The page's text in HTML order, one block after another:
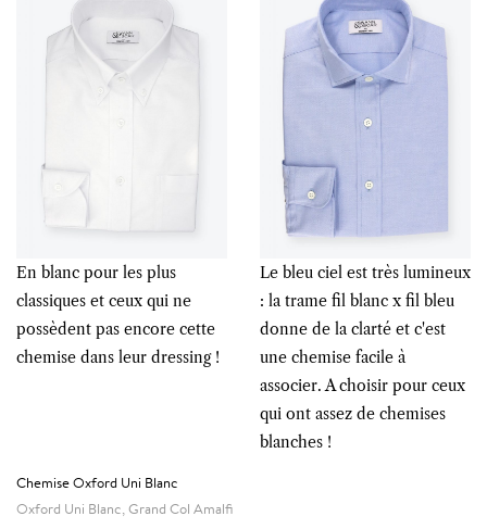
En blanc pour les plus
classiques et ceux qui ne
possèdent pas encore cette
chemise dans leur dressing !
Le bleu ciel est très lumineux
: la trame fil blanc x fil bleu
donne de la clarté et c'est
une chemise facile à
associer. A choisir pour ceux
qui ont assez de chemises
blanches !
Chemise Oxford Uni Blanc
Oxford Uni Blanc, Grand Col Amalfi